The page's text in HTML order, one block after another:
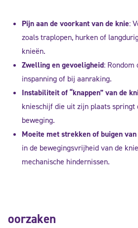
Pijn aan de voorkant van de knie:
zoals traplopen, hurken of
knieën.
Zwelling en gevoeligheid: Rondom
inspanning of bij aanraking.
Instabiliteit of “knappen” van de
knieschijf die uit zijn plaats springt
beweging.
Moeite met strekken of buigen van
in de bewegingsvrijheid van de
mechanische hindernissen.
oorzaken